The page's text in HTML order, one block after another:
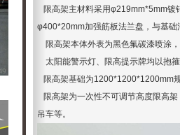
限高架主材料采用φ219mm*5mm镀
φ400*20mm加强筋板法兰盘，与基
限高架本体外表为黑色氟碳漆喷涂
太阳能警示灯、限高提示牌均以抱
限高架基础为1200*1200*1200mm
限高架为一次性不可调节高度限高
吊车等。